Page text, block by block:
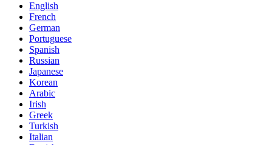
English
French
German
Portuguese
Spanish
Russian
Japanese
Korean
Arabic
Irish
Greek
Turkish
Italian